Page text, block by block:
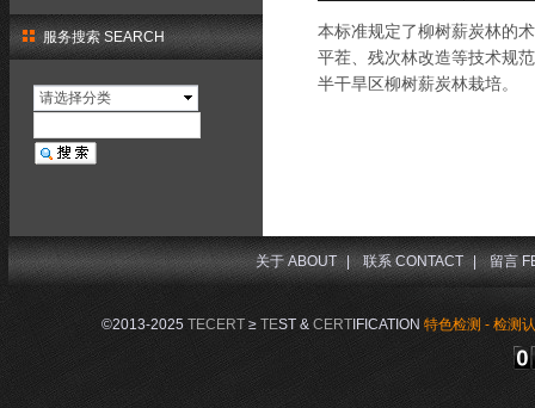
服务搜索 SEARCH
请选择分类
本标准规定了柳树薪炭林的
平茬、残次林改造等技术规
半干旱区柳树薪炭林栽培。
©2013-2025 TECERT≥ TEST & CERTIFICATION 特色检测 - 检测
关于 ABOUT | 联系 CONTACT | 留言